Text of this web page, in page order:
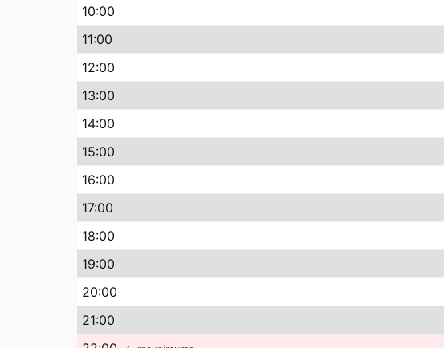
10:00
11:00
12:00
13:00
14:00
15:00
16:00
17:00
18:00
19:00
20:00
21:00